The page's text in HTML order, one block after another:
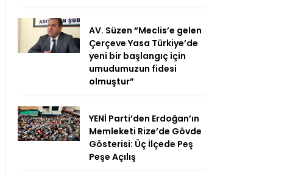
AV. Süzen “Meclis’e gelen
Çerçeve Yasa Türkiye’de
yeni bir başlangıç için
umudumuzun fidesi
olmuştur”
YENİ Parti’den Erdoğan’ın
Memleketi Rize’de Gövde
Gösterisi: Üç İlçede Peş
Peşe Açılış